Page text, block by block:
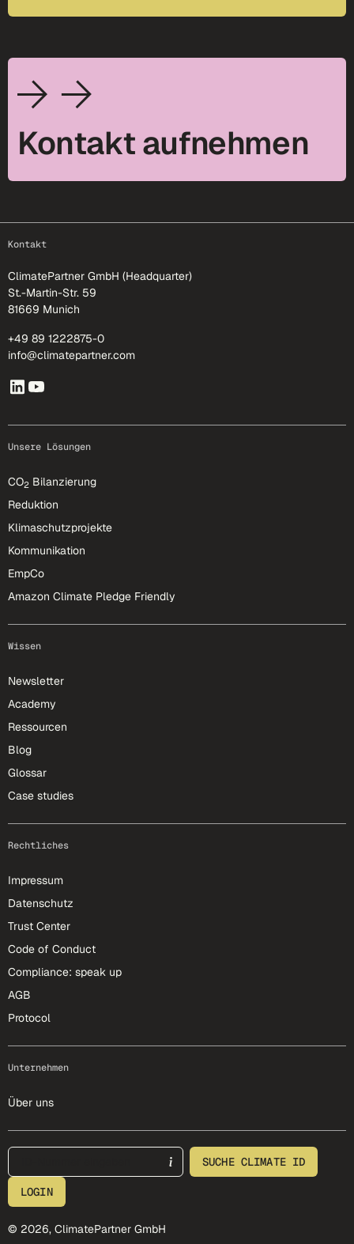
Kontakt aufnehmen
Kontakt
ClimatePartner GmbH (Headquarter)
St.-Martin-Str. 59
81669 Munich
+49 89 1222875-0
info@climatepartner.com
Unsere Lösungen
CO2 Bilanzierung
Reduktion
Klimaschutzprojekte
Kommunikation
EmpCo
Amazon Climate Pledge Friendly
Wissen
Newsletter
Academy
Ressourcen
Blog
Glossar
Case studies
Rechtliches
Impressum
Datenschutz
Trust Center
Code of Conduct
Compliance: speak up
AGB
Protocol
Unternehmen
Über uns
footer-25-meta SUCHE CLIMATE ID
LOGIN
© 2026, ClimatePartner GmbH